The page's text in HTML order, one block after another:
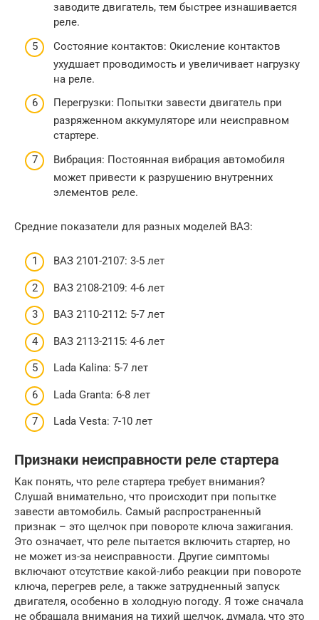
заводите двигатель, тем быстрее изнашивается
реле.
Состояние контактов: Окисление контактов
ухудшает проводимость и увеличивает нагрузку
на реле.
Перегрузки: Попытки завести двигатель при
разряженном аккумуляторе или неисправном
стартере.
Вибрация: Постоянная вибрация автомобиля
может привести к разрушению внутренних
элементов реле.
Средние показатели для разных моделей ВАЗ:
ВАЗ 2101-2107: 3-5 лет
ВАЗ 2108-2109: 4-6 лет
ВАЗ 2110-2112: 5-7 лет
ВАЗ 2113-2115: 4-6 лет
Lada Kalina: 5-7 лет
Lada Granta: 6-8 лет
Lada Vesta: 7-10 лет
Признаки неисправности реле стартера
Как понять, что реле стартера требует внимания?
Слушай внимательно, что происходит при попытке
завести автомобиль. Самый распространенный
признак – это щелчок при повороте ключа зажигания.
Это означает, что реле пытается включить стартер, но
не может из-за неисправности. Другие симптомы
включают отсутствие какой-либо реакции при повороте
ключа, перегрев реле, а также затрудненный запуск
двигателя, особенно в холодную погоду. Я тоже сначала
не обращала внимания на тихий щелчок, думала, что это